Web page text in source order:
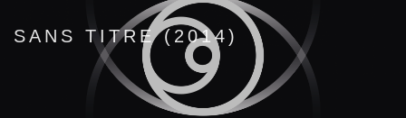
SANS TITRE (2014)